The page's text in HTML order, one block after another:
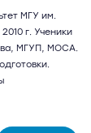
МГУ им.
г. Ученики
МГУП, МОСА.